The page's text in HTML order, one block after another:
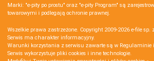
Marki: "e-pity po prostu" oraz "e-pity Program" są
towarowymi i podlegają ochronie prawnej.
Wszelkie prawa zastrzeżone. Copyright 2009-2026 e-file sp.
Serwis ma charakter informacyjny.
Warunki korzystania z serwisu zawarte są w Regulaminie i
Serwis wykorzystuje pliki cookies i inne technologie.